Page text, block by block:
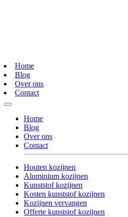
Home
Blog
Over ons
Contact
Home
Blog
Over ons
Contact
Houten kozijnen
Aluminium kozijnen
Kunststof kozijnen
Kosten kunststof kozijnen
Kozijnen vervangen
Offerte kunststof kozijnen